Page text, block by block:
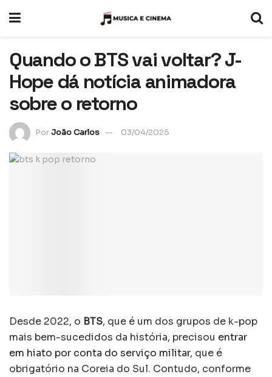
Quando o BTS vai voltar? J-
Hope dá notícia animadora
sobre o retorno
PorJoão Carlos 03/04/2025
Desde 2022, o BTS, que é um dos grupos de k-pop
mais bem-sucedidos da história, precisou entrar
em hiato por conta do serviço militar, que é
obrigatório na Coreia do Sul. Contudo, conforme